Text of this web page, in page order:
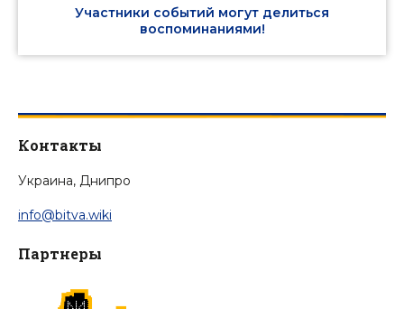
Участники событий могут делиться
воспоминаниями!
Контакты
Украина, Днипро
info@bitva.wiki
Партнеры